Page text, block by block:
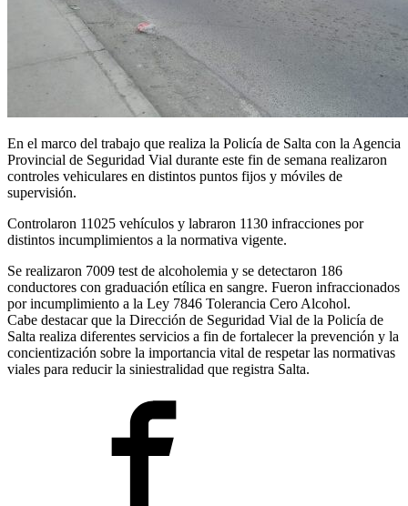
En el marco del trabajo que realiza la Policía de Salta con la Agencia
Provincial de Seguridad Vial durante este fin de semana realizaron
controles vehiculares en distintos puntos fijos y móviles de
supervisión.
Controlaron 11025 vehículos y labraron 1130 infracciones por
distintos incumplimientos a la normativa vigente.
Se realizaron 7009 test de alcoholemia y se detectaron 186
conductores con graduación etílica en sangre. Fueron infraccionados
por incumplimiento a la Ley 7846 Tolerancia Cero Alcohol.
Cabe destacar que la Dirección de Seguridad Vial de la Policía de
Salta realiza diferentes servicios a fin de fortalecer la prevención y la
concientización sobre la importancia vital de respetar las normativas
viales para reducir la siniestralidad que registra Salta.